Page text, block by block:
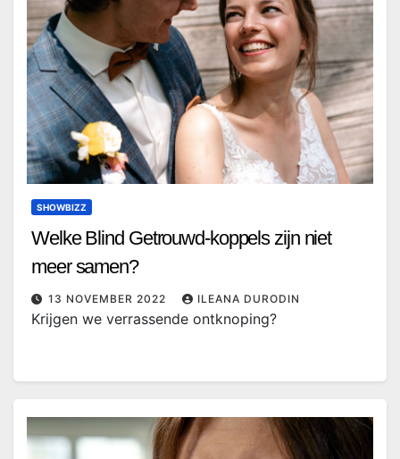
SHOWBIZZ
Welke Blind Getrouwd-koppels zijn niet
meer samen?
13 NOVEMBER 2022 ILEANA DURODIN
Krijgen we verrassende ontknoping?